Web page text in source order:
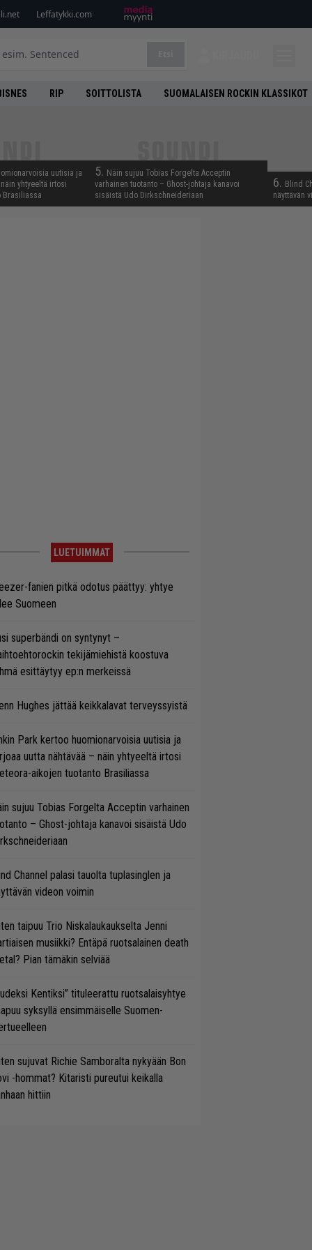
Leffatykki.com
RIP SOITTOLISTA SUOMALAISEN ROCKIN KLASSIKOT
uutisia ja
yhtyeeltä irtosi
Brasiliassa
5. Näin sujuu Tobias Forgelta Acceptin
varhainen tuotanto – Ghost-johtaja kanavoi
sisäistä Udo Dirkschneideriaan
6. Blind
näyttävän
LUETUIMMAT
fanien pitkä odotus päättyy: yhtye
Suomeen
superbändi on syntynyt –
tekijämiehistä koostuva
esittäytyy ep:n merkeissä
Hughes jättää keikkalavat terveyssyistä
Park kertoo huomionarvoisia uutisia ja
uutta nähtävää – näin yhtyeeltä irtosi
aikojen tuotanto Brasiliassa
sujuu Tobias Forgelta Acceptin varhainen
– Ghost-johtaja kanavoi sisäistä Udo
Channel palasi tauolta tuplasinglen ja
videon voimin
taipuu Trio Niskalaukaukselta Jenni
musiikki? Entäpä ruotsalainen death
Pian tämäkin selviää
Kentiksi” tituleerattu ruotsalaisyhtye
syksyllä ensimmäiselle Suomen-
sujuvat Richie Samboralta nykyään Bon
-hommat? Kitaristi pureutui keikalla
hittiin